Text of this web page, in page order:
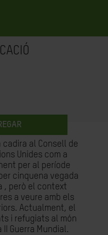
cadira al Consell de
Unides com a
per al període
cinquena vegada
, però el context
a veure amb els
Actualment, el
i refugiats al món
Guerra Mundial.